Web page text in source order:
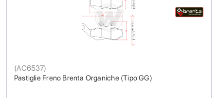
Pastiglie Freno Brenta Organiche (Tipo GG)
(AC6537)